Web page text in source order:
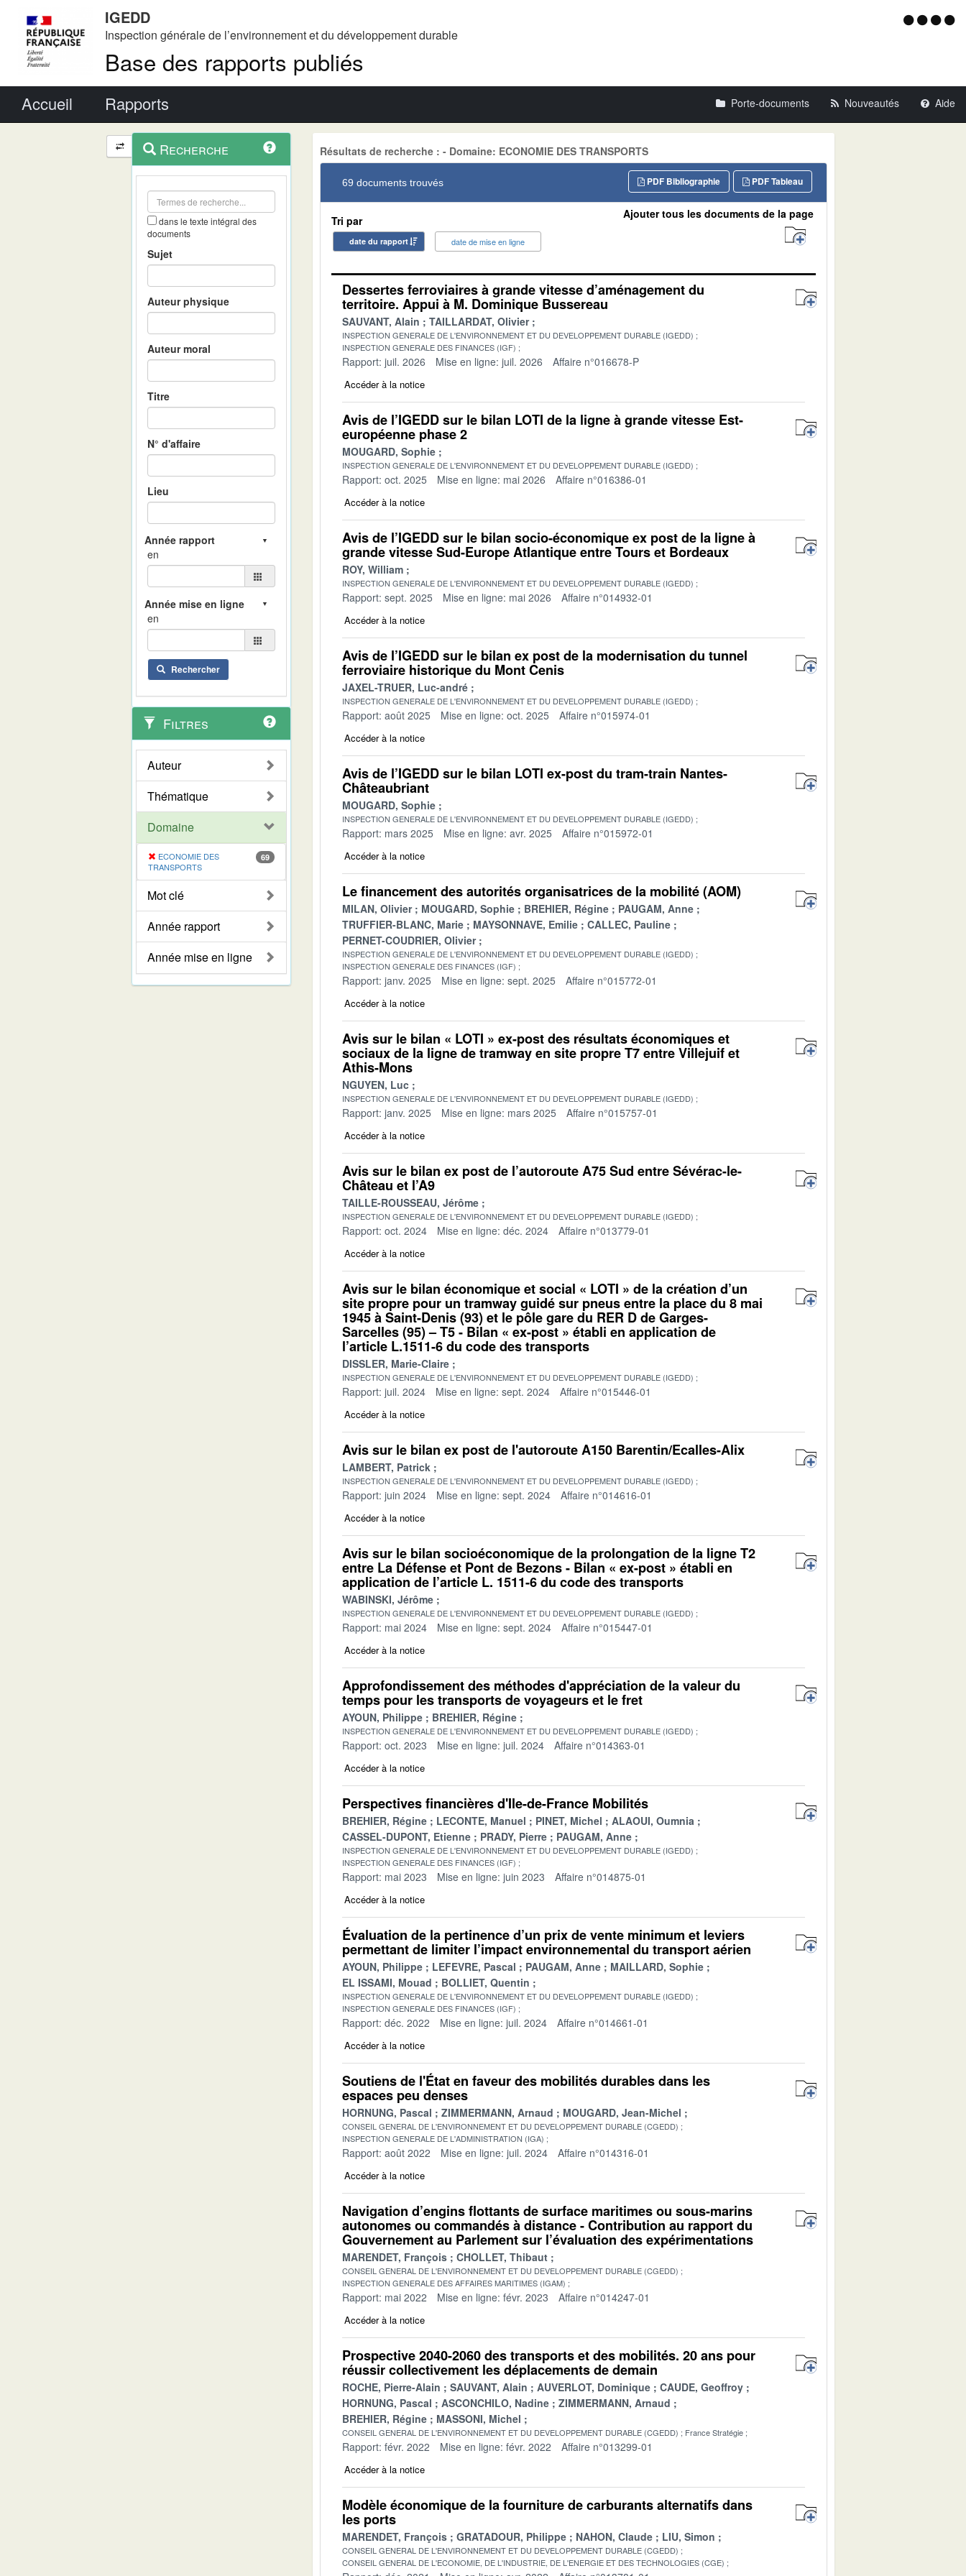
IGEDD
Inspection générale de l’environnement et du développement durable
Base des rapports publiés
Menu
Accueil Rapports Porte-documents Nouveautés Aide
Navigation
et
outils
contextuel
Recherche
dans le texte intégral des
documents
Sujet
Auteur physique
Auteur moral
Titre
N° d'affaire
Lieu
en
en
Rechercher
Filtres
Auteur
Thématique
Domaine
ECONOMIE DES
TRANSPORTS
69
Mot clé
Année rapport
Année mise en ligne
Résultats de recherche : - Domaine: ECONOMIE DES TRANSPORTS
69 documents trouvés PDF Tableau
PDF Bibliographie
Tri par
date du rapport date de mise en ligne
Ajouter tous les documents de la page
Dessertes ferroviaires à grande vitesse d’aménagement du
territoire. Appui à M. Dominique Bussereau
SAUVANT, Alain TAILLARDAT, Olivier
INSPECTION GENERALE DE L'ENVIRONNEMENT ET DU DEVELOPPEMENT DURABLE (IGEDD)
INSPECTION GENERALE DES FINANCES (IGF)
Rapport: juil. 2026 Mise en ligne: juil. 2026 Affaire n°016678-P
Accéder à la notice
Avis de l’IGEDD sur le bilan LOTI de la ligne à grande vitesse Est-
européenne phase 2
MOUGARD, Sophie
INSPECTION GENERALE DE L'ENVIRONNEMENT ET DU DEVELOPPEMENT DURABLE (IGEDD)
Rapport: oct. 2025 Mise en ligne: mai 2026 Affaire n°016386-01
Accéder à la notice
Avis de l’IGEDD sur le bilan socio-économique ex post de la ligne à
grande vitesse Sud-Europe Atlantique entre Tours et Bordeaux
ROY, William
INSPECTION GENERALE DE L'ENVIRONNEMENT ET DU DEVELOPPEMENT DURABLE (IGEDD)
Rapport: sept. 2025 Mise en ligne: mai 2026 Affaire n°014932-01
Accéder à la notice
Avis de l’IGEDD sur le bilan ex post de la modernisation du tunnel
ferroviaire historique du Mont Cenis
JAXEL-TRUER, Luc-andré
INSPECTION GENERALE DE L'ENVIRONNEMENT ET DU DEVELOPPEMENT DURABLE (IGEDD)
Rapport: août 2025 Mise en ligne: oct. 2025 Affaire n°015974-01
Accéder à la notice
Avis de l’IGEDD sur le bilan LOTI ex-post du tram-train Nantes-
Châteaubriant
MOUGARD, Sophie
INSPECTION GENERALE DE L'ENVIRONNEMENT ET DU DEVELOPPEMENT DURABLE (IGEDD)
Rapport: mars 2025 Mise en ligne: avr. 2025 Affaire n°015972-01
Accéder à la notice
Le financement des autorités organisatrices de la mobilité (AOM)
MILAN, Olivier MOUGARD, Sophie BREHIER, Régine
PAUGAM, Anne
TRUFFIER-BLANC, Marie
MAYSONNAVE, Emilie
CALLEC, Pauline
PERNET-COUDRIER, Olivier
INSPECTION GENERALE DE L'ENVIRONNEMENT ET DU DEVELOPPEMENT DURABLE (IGEDD)
INSPECTION GENERALE DES FINANCES (IGF)
Rapport: janv. 2025 Mise en ligne: sept. 2025 Affaire n°015772-01
Accéder à la notice
Avis sur le bilan « LOTI » ex-post des résultats économiques et
sociaux de la ligne de tramway en site propre T7 entre Villejuif et
Athis-Mons
NGUYEN, Luc
INSPECTION GENERALE DE L'ENVIRONNEMENT ET DU DEVELOPPEMENT DURABLE (IGEDD)
Rapport: janv. 2025 Mise en ligne: mars 2025 Affaire n°015757-01
Accéder à la notice
Avis sur le bilan ex post de l’autoroute A75 Sud entre Sévérac-le-
Château et l’A9
TAILLE-ROUSSEAU, Jérôme
INSPECTION GENERALE DE L'ENVIRONNEMENT ET DU DEVELOPPEMENT DURABLE (IGEDD)
Rapport: oct. 2024 Mise en ligne: déc. 2024 Affaire n°013779-01
Accéder à la notice
Avis sur le bilan économique et social « LOTI » de la création d’un
site propre pour un tramway guidé sur pneus entre la place du 8 mai
1945 à Saint-Denis (93) et le pôle gare du RER D de Garges-
Sarcelles (95) – T5 - Bilan « ex-post » établi en application de
l’article L.1511-6 du code des transports
DISSLER, Marie-Claire
INSPECTION GENERALE DE L'ENVIRONNEMENT ET DU DEVELOPPEMENT DURABLE (IGEDD)
Rapport: juil. 2024 Mise en ligne: sept. 2024 Affaire n°015446-01
Accéder à la notice
Avis sur le bilan ex post de l'autoroute A150 Barentin/Ecalles-Alix
LAMBERT, Patrick
INSPECTION GENERALE DE L'ENVIRONNEMENT ET DU DEVELOPPEMENT DURABLE (IGEDD)
Rapport: juin 2024 Mise en ligne: sept. 2024 Affaire n°014616-01
Accéder à la notice
Avis sur le bilan socioéconomique de la prolongation de la ligne T2
entre La Défense et Pont de Bezons - Bilan « ex-post » établi en
application de l’article L. 1511-6 du code des transports
WABINSKI, Jérôme
INSPECTION GENERALE DE L'ENVIRONNEMENT ET DU DEVELOPPEMENT DURABLE (IGEDD)
Rapport: mai 2024 Mise en ligne: sept. 2024 Affaire n°015447-01
Accéder à la notice
Approfondissement des méthodes d'appréciation de la valeur du
temps pour les transports de voyageurs et le fret
AYOUN, Philippe BREHIER, Régine
INSPECTION GENERALE DE L'ENVIRONNEMENT ET DU DEVELOPPEMENT DURABLE (IGEDD)
Rapport: oct. 2023 Mise en ligne: juil. 2024 Affaire n°014363-01
Accéder à la notice
Perspectives financières d'Ile-de-France Mobilités
BREHIER, Régine LECONTE, Manuel PINET, Michel
ALAOUI, Oumnia
CASSEL-DUPONT, Etienne
PRADY, Pierre PAUGAM, Anne
INSPECTION GENERALE DE L'ENVIRONNEMENT ET DU DEVELOPPEMENT DURABLE (IGEDD)
INSPECTION GENERALE DES FINANCES (IGF)
Rapport: mai 2023 Mise en ligne: juin 2023 Affaire n°014875-01
Accéder à la notice
Évaluation de la pertinence d’un prix de vente minimum et leviers
permettant de limiter l’impact environnemental du transport aérien
AYOUN, Philippe LEFEVRE, Pascal PAUGAM, Anne
MAILLARD, Sophie
EL ISSAMI, Mouad
BOLLIET, Quentin
INSPECTION GENERALE DE L'ENVIRONNEMENT ET DU DEVELOPPEMENT DURABLE (IGEDD)
INSPECTION GENERALE DES FINANCES (IGF)
Rapport: déc. 2022 Mise en ligne: juil. 2024 Affaire n°014661-01
Accéder à la notice
Soutiens de l'État en faveur des mobilités durables dans les
espaces peu denses
HORNUNG, Pascal ZIMMERMANN, Arnaud MOUGARD, Jean-Michel
CONSEIL GENERAL DE L'ENVIRONNEMENT ET DU DEVELOPPEMENT DURABLE (CGEDD)
INSPECTION GENERALE DE L'ADMINISTRATION (IGA)
Rapport: août 2022 Mise en ligne: juil. 2024 Affaire n°014316-01
Accéder à la notice
Navigation d’engins flottants de surface maritimes ou sous-marins
autonomes ou commandés à distance - Contribution au rapport du
Gouvernement au Parlement sur l’évaluation des expérimentations
MARENDET, François CHOLLET, Thibaut
CONSEIL GENERAL DE L'ENVIRONNEMENT ET DU DEVELOPPEMENT DURABLE (CGEDD)
INSPECTION GENERALE DES AFFAIRES MARITIMES (IGAM)
Rapport: mai 2022 Mise en ligne: févr. 2023 Affaire n°014247-01
Accéder à la notice
Prospective 2040-2060 des transports et des mobilités. 20 ans pour
réussir collectivement les déplacements de demain
ROCHE, Pierre-Alain SAUVANT, Alain AUVERLOT, Dominique
CAUDE, Geoffroy
HORNUNG, Pascal
ASCONCHILO, Nadine
ZIMMERMANN, Arnaud
BREHIER, Régine
MASSONI, Michel
CONSEIL GENERAL DE L'ENVIRONNEMENT ET DU DEVELOPPEMENT DURABLE (CGEDD) France Stratégie
Rapport: févr. 2022 Mise en ligne: févr. 2022 Affaire n°013299-01
Accéder à la notice
Modèle économique de la fourniture de carburants alternatifs dans
les ports
MARENDET, François GRATADOUR, Philippe NAHON, Claude LIU, Simon
CONSEIL GENERAL DE L'ENVIRONNEMENT ET DU DEVELOPPEMENT DURABLE (CGEDD)
CONSEIL GENERAL DE L'ECONOMIE, DE L'INDUSTRIE, DE L'ENERGIE ET DES TECHNOLOGIES (CGE)